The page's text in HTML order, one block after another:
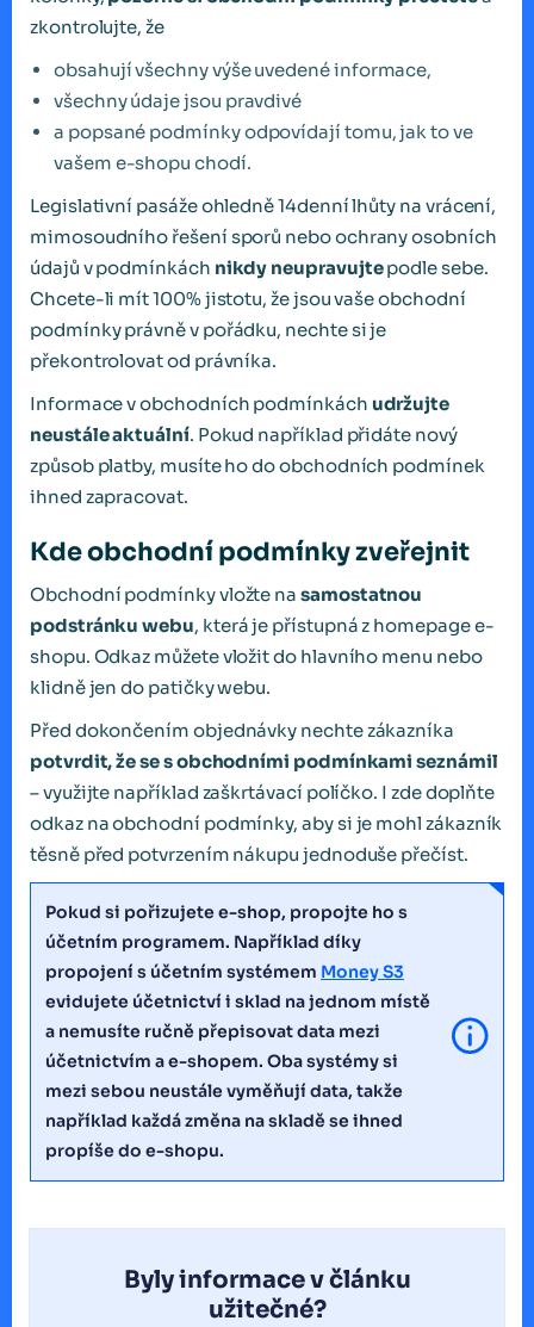
zkontrolujte, že
obsahují všechny výše uvedené informace,
všechny údaje jsou pravdivé
a popsané podmínky odpovídají tomu, jak to ve
vašem e-shopu chodí.
Legislativní pasáže ohledně 14denní lhůty na vrácení,
mimosoudního řešení sporů nebo ochrany osobních
údajů v podmínkách nikdy neupravujtepodle sebe.
Chcete-li mít 100% jistotu, že jsou vaše obchodní
podmínky právně v pořádku, nechte si je
překontrolovat od právníka.
Informace v obchodních podmínkách udržujte
neustále aktuální. Pokud například přidáte nový
způsob platby, musíte ho do obchodních podmínek
ihned zapracovat.
Kde obchodní podmínky zveřejnit
Obchodní podmínky vložte na samostatnou
podstránku webu, která je přístupná z homepage e-
shopu. Odkaz můžete vložit do hlavního menu nebo
klidně jen do patičky webu.
Před dokončením objednávky nechte zákazníka
potvrdit, že se s obchodními podmínkami seznámil
– využijte například zaškrtávací políčko. I zde doplňte
odkaz na obchodní podmínky, aby si je mohl zákazník
těsně před potvrzením nákupu jednoduše přečíst.
Pokud si pořizujete e-shop, propojte ho s
účetním programem. Například díky
propojení s účetním systémem Money S3
evidujete účetnictví i sklad na jednom místě
a nemusíte ručně přepisovat data mezi
účetnictvím a e-shopem. Oba systémy si
mezi sebou neustále vyměňují data, takže
například každá změna na skladě se ihned
propíše do e-shopu.
Byly informace v článku
užitečné?